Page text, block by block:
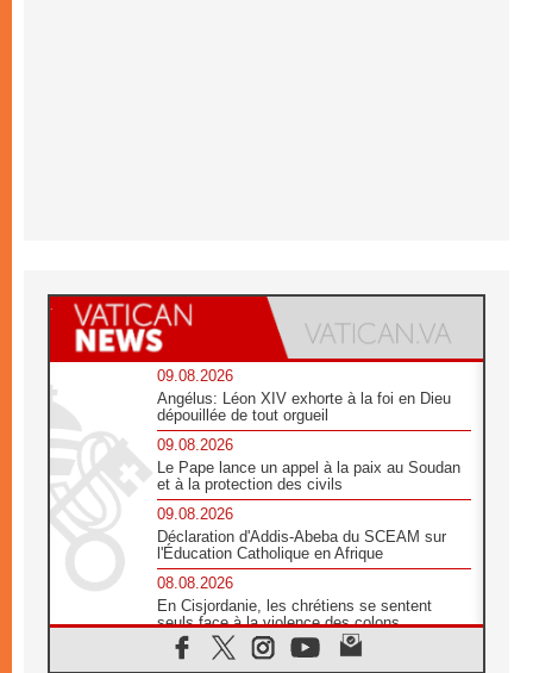
09.08.2026
Angélus: Léon XIV exhorte à la foi en Dieu
dépouillée de tout orgueil
09.08.2026
Le Pape lance un appel à la paix au Soudan
et à la protection des civils
09.08.2026
Déclaration d'Addis-Abeba du SCEAM sur
l'Éducation Catholique en Afrique
08.08.2026
En Cisjordanie, les chrétiens se sentent
seuls face à la violence des colons
08.08.2026